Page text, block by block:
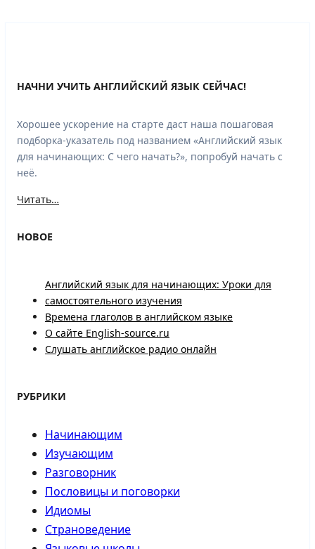
НАЧНИ УЧИТЬ АНГЛИЙСКИЙ ЯЗЫК СЕЙЧАС!
Хорошее ускорение на старте даст наша пошаговая
подборка-указатель под названием «Английский язык
для начинающих: С чего начать?», попробуй начать с
неё.
Читать…
НОВОЕ
Английский язык для начинающих: Уроки для
самостоятельного изучения
Времена глаголов в английском языке
О сайте English-source.ru
Слушать английское радио онлайн
РУБРИКИ
Начинающим
Изучающим
Разговорник
Пословицы и поговорки
Идиомы
Страноведение